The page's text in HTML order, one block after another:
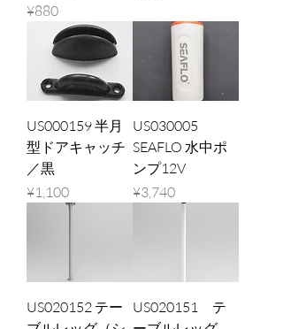
Price
¥880
US000159 半月
型ドアキャッチ
／黒
Price
¥1,100
US030005
SEAFLO 水中ポ
ンプ12V
Price
¥3,740
US020152 テー
US020151 テ